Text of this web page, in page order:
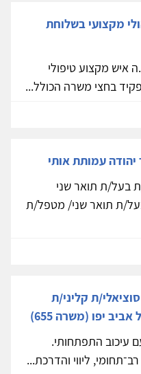
מקצועי בשלוחת
איש מקצוע טיפולי
בחצי משרה הכולל...
עמותת אותי
בעל/ת תואר שני
ת תואר שני/ מטפל/ת
ת קליני/ת
יפו (משרה 655)
מיועד לילדים בגילאי 0–3 עם עיכוב התפתחותי.
ליווי והדרכת...